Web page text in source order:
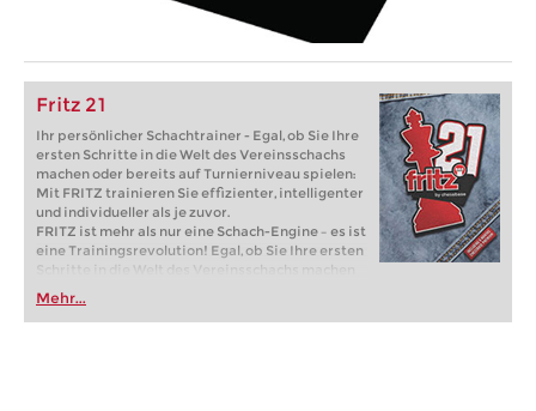
Fritz 21
Ihr persönlicher Schachtrainer - Egal, ob Sie Ihre
ersten Schritte in die Welt des Vereinsschachs
machen oder bereits auf Turnierniveau spielen:
Mit FRITZ trainieren Sie effizienter, intelligenter
und individueller als je zuvor.
FRITZ ist mehr als nur eine Schach-Engine – es ist
eine Trainingsrevolution! Egal, ob Sie Ihre ersten
Schritte in die Welt des Vereinsschachs machen
oder bereits auf Turnierniveau spielen: Mit
FRITZ trainieren Sie effizienter, intelligenter und
individueller als je zuvor.
Mehr...